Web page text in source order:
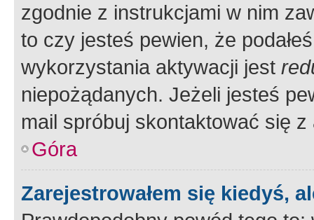
zgodnie z instrukcjami w nim
to czy jesteś pewien, że
wykorzystania aktywacji jest
niepożądanych. Jeżeli jesteś
mail spróbuj skontaktować się
Góra
Zarejestrowałem się kiedyś,